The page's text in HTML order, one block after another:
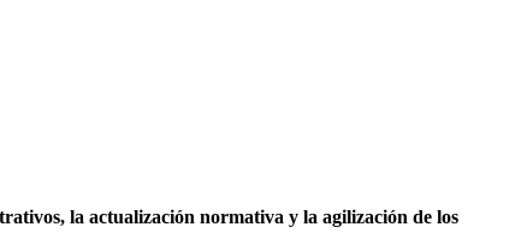
la actualización normativa y la agilización de los